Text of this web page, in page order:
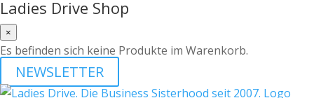
Ladies Drive Shop
×
Es befinden sich keine Produkte im Warenkorb.
NEWSLETTER